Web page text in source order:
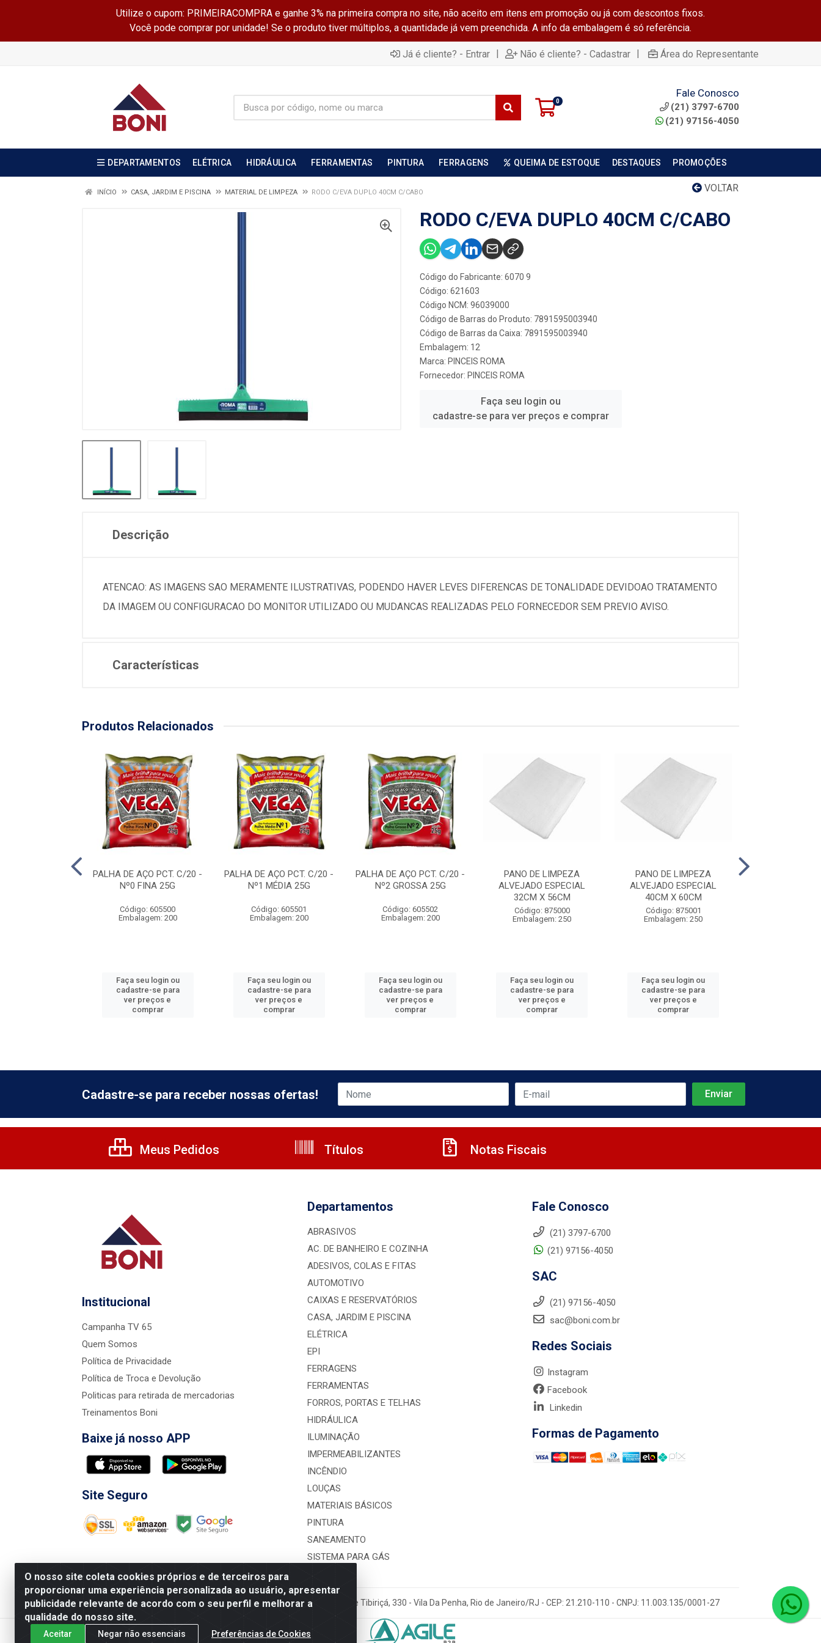
Utilize o cupom: PRIMEIRACOMPRA e ganhe 3% na primeira compra no site, não aceito em itens em promoção ou já com descontos fixos.
Você pode comprar por unidade! Se o produto tiver múltiplos, a quantidade já vem preenchida. A info da embalagem é só referência.
Já é cliente? - Entrar | Não é cliente? - Cadastrar | Área do Representante
0
Fale Conosco
(21) 3797-6700
(21) 97156-4050
DEPARTAMENTOS ELÉTRICA HIDRÁULICA FERRAMENTAS PINTURA FERRAGENS QUEIMA DE ESTOQUE DESTAQUES PROMOÇÕES
VOLTAR
INÍCIO CASA, JARDIM E PISCINA MATERIAL DE LIMPEZA RODO C/EVA DUPLO 40CM C/CABO
RODO C/EVA DUPLO 40CM C/CABO
Código do Fabricante: 6070 9
Código: 621603
Código NCM: 96039000
Código de Barras do Produto: 7891595003940
Código de Barras da Caixa: 7891595003940
Embalagem: 12
Marca: PINCEIS ROMA
Fornecedor: PINCEIS ROMA
Faça seu login ou
cadastre-se para ver preços e comprar
Descrição
ATENCAO: AS IMAGENS SAO MERAMENTE ILUSTRATIVAS, PODENDO HAVER LEVES DIFERENCAS DE TONALIDADE DEVIDOAO TRATAMENTO
DA IMAGEM OU CONFIGURACAO DO MONITOR UTILIZADO OU MUDANCAS REALIZADAS PELO FORNECEDOR SEM PREVIO AVISO.
Características
Produtos Relacionados
PALHA DE AÇO PCT. C/20 -
Nº0 FINA 25G
Código: 605500
Embalagem: 200
Faça seu login ou
cadastre-se para
ver preços e
comprar
PALHA DE AÇO PCT. C/20 -
Nº1 MÉDIA 25G
Código: 605501
Embalagem: 200
Faça seu login ou
cadastre-se para
ver preços e
comprar
PALHA DE AÇO PCT. C/20 -
Nº2 GROSSA 25G
Código: 605502
Embalagem: 200
Faça seu login ou
cadastre-se para
ver preços e
comprar
PANO DE LIMPEZA
ALVEJADO ESPECIAL
32CM X 56CM
Código: 875000
Embalagem: 250
Faça seu login ou
cadastre-se para
ver preços e
comprar
PANO DE LIMPEZA
ALVEJADO ESPECIAL
40CM X 60CM
Código: 875001
Embalagem: 250
Faça seu login ou
cadastre-se para
ver preços e
comprar
O nosso site coleta cookies próprios e de terceiros para
proporcionar uma experiência personalizada ao usuário, apresentar
publicidade relevante de acordo com o seu perfil e melhorar a
qualidade do nosso site.
Aceitar Negar não essenciais Preferências de Cookies
Cadastre-se para receber nossas ofertas!
Meus Pedidos Títulos Notas Fiscais
Institucional
Campanha TV 65
Quem Somos
Política de Privacidade
Política de Troca e Devolução
Politicas para retirada de mercadorias
Treinamentos Boni
Baixe já nosso APP
Site Seguro
Departamentos
ABRASIVOS
AC. DE BANHEIRO E COZINHA
ADESIVOS, COLAS E FITAS
AUTOMOTIVO
CAIXAS E RESERVATÓRIOS
CASA, JARDIM E PISCINA
ELÉTRICA
EPI
FERRAGENS
FERRAMENTAS
FORROS, PORTAS E TELHAS
HIDRÁULICA
ILUMINAÇÃO
IMPERMEABILIZANTES
INCÊNDIO
LOUÇAS
MATERIAIS BÁSICOS
PINTURA
SANEAMENTO
SISTEMA PARA GÁS
Fale Conosco
(21) 3797-6700
(21) 97156-4050
SAC
(21) 97156-4050
sac@boni.com.br
Redes Sociais
Instagram
Facebook
Linkedin
Formas de Pagamento
Nova Boni Distribuidora de Material de Construção LTDA - Rua Alice Tibiriçá, 330 - Vila Da Penha, Rio de Janeiro/RJ - CEP: 21.210-110 - CNPJ: 11.003.135/0001-27